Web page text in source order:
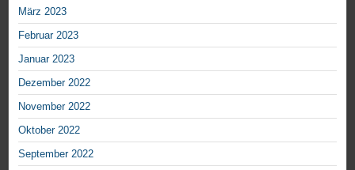
März 2023
Februar 2023
Januar 2023
Dezember 2022
November 2022
Oktober 2022
September 2022